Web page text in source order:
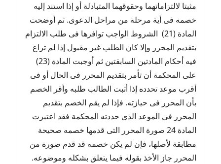
مثبتا لالتزاماتهما وحقوقهما المتبادلة أو إذا استند إليه
خصمه فى أية مرحلة من مراحل الدعوى. ثم أوضحت
المادة (21) الشروط الواجب توافرها فى طلب الالتزام
بتقديم المحرر وإلا كان الطلب غير مقبول إذا لم تراع
فيه أحكام المادتين السابقتين ثم أوجبت المادة (23)
على المحكمة أن تأمر بتقديم المحرر فى الحال أو فى
أقرب موعد تحدده إذا أثبت الطالب طلبه وأقر الخصم
بأن المحرر فى حيازته. فإذا لم يقم الخصم بتقديم
المحرر فى الموعد الذى حددته المحكمة فقد اعتبرت
المادة 24 صورة المحرر التى قدمها خصمه صحيحة
مطابقة لأصلها، فإن لم يكن خصمه قد قدم صورة من
المحرر جاز الأخذ بقوله فيما يتعلق بشكله وموضوعه.